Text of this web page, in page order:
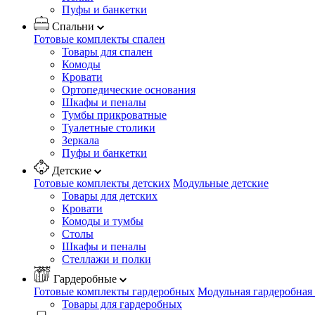
Пуфы и банкетки
Спальни
Готовые комплекты спален
Товары для спален
Комоды
Кровати
Ортопедические основания
Шкафы и пеналы
Тумбы прикроватные
Туалетные столики
Зеркала
Пуфы и банкетки
Детские
Готовые комплекты детских Модульные детские
Товары для детских
Кровати
Комоды и тумбы
Столы
Шкафы и пеналы
Стеллажи и полки
Гардеробные
Готовые комплекты гардеробных Модульная
Товары для гардеробных